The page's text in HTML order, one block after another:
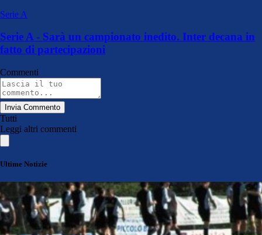
Serie A
Serie A - Sarà un campionato inedito. Inter decana in
fatto di partecipazioni
Commenti
Invia Commento
Tutti
Leggi altri commenti
Ultime Notizie